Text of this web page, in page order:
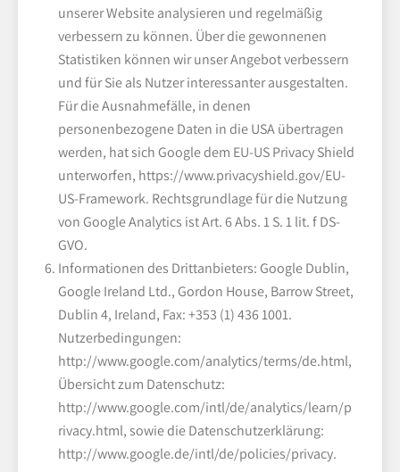
unserer Website analysieren und regelmäßig
verbessern zu können. Über die gewonnenen
Statistiken können wir unser Angebot verbessern
und für Sie als Nutzer interessanter ausgestalten.
Für die Ausnahmefälle, in denen
personenbezogene Daten in die USA übertragen
werden, hat sich Google dem EU-US Privacy Shield
unterworfen, https://www.privacyshield.gov/EU-
US-Framework. Rechtsgrundlage für die Nutzung
von Google Analytics ist Art. 6 Abs. 1 S. 1 lit. f DS-
GVO.
Informationen des Drittanbieters: Google Dublin,
Google Ireland Ltd., Gordon House, Barrow Street,
Dublin 4, Ireland, Fax: +353 (1) 436 1001.
Nutzerbedingungen:
http://www.google.com/analytics/terms/de.html,
Übersicht zum Datenschutz:
http://www.google.com/intl/de/analytics/learn/p
rivacy.html, sowie die Datenschutzerklärung:
http://www.google.de/intl/de/policies/privacy.